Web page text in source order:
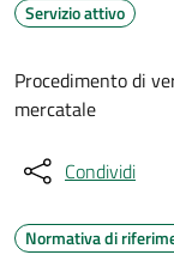
Servizio attivo
Procedimento di
mercatale
Condividi
Normativa di